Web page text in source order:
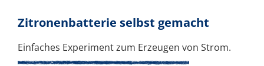
Zitronenbatterie selbst gemacht
Einfaches Experiment zum Erzeugen von Strom.